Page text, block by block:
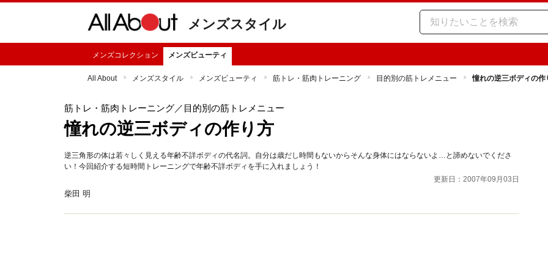
メンズスタイル
メンズコレクション メンズビューティ
All About メンズスタイル メンズビューティ 筋トレ・筋肉トレーニング 目的別の筋トレメニュー 憧れの逆三ボディの作
筋トレ・筋肉トレーニング／目的別の筋トレメニュー
憧れの逆三ボディの作り方
逆三角形の体は若々しく見える年齢不詳ボディの代名詞。自分は歳だし時間もないからそんな身体にはならないよ…と諦めないでくださ
い！今回紹介する短時間トレーニングで年齢不詳ボディを手に入れましょう！
更新日：2007年09月03日
柴田 明